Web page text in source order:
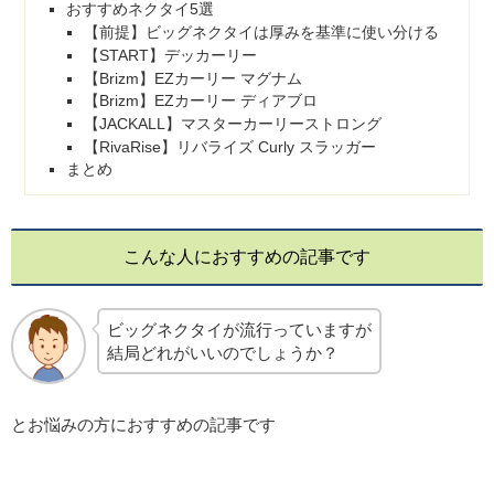
おすすめネクタイ5選
【前提】ビッグネクタイは厚みを基準に使い分ける
【START】デッカーリー
【Brizm】EZカーリー マグナム
【Brizm】EZカーリー ディアブロ
【JACKALL】マスターカーリーストロング
【RivaRise】リバライズ Curly スラッガー
まとめ
こんな人におすすめの記事です
ビッグネクタイが流行っていますが
結局どれがいいのでしょうか？
とお悩みの方におすすめの記事です